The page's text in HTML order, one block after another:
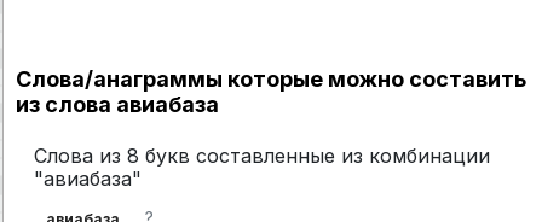
Слова/анаграммы которые можно составить
из слова авиабаза
Слова из 8 букв составленные из комбинации
"авиабаза"
?